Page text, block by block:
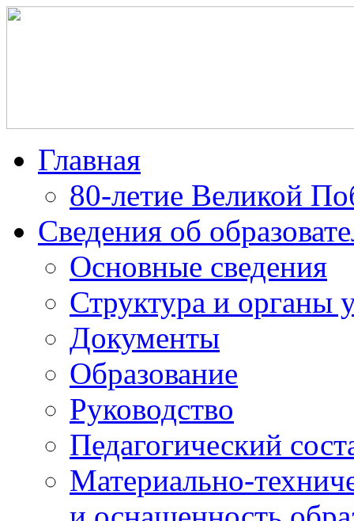
Главная
80-летие Великой
Сведения об
Основные сведения
Структура и органы
Документы
Образование
Руководство
Педагогический
Материально-